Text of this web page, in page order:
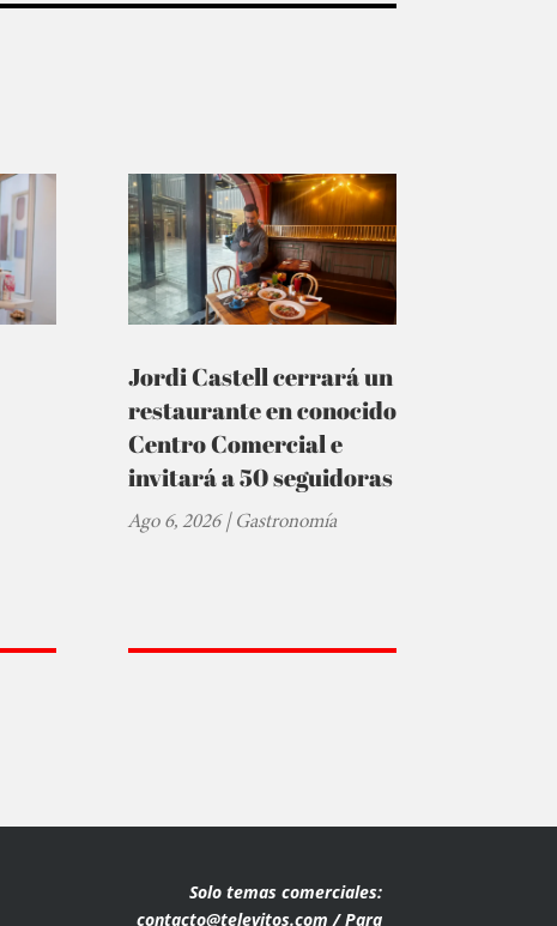
Jordi Castell cerrará un
restaurante en conocido
Centro Comercial e
invitará a 50 seguidoras
Ago 6, 2026|Gastronomía
Solo temas comerciales:
contacto@televitos.com / Para